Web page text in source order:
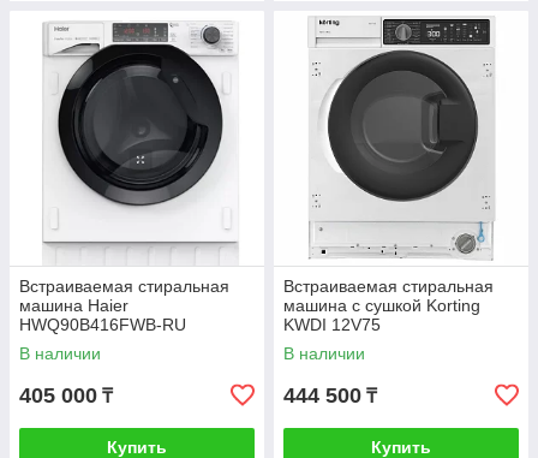
Встраиваемая стиральная
машина Haier
HWQ90B416FWB-RU
В наличии
405 000 ₸
Купить
Встраиваемая стиральная
машина с сушкой Korting
KWDI 12V75
В наличии
444 500 ₸
Купить